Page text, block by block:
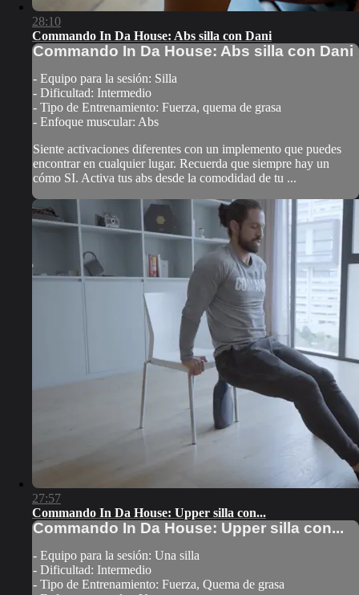
28:10
Commando In Da House: Abs silla con Dani
Commando In Da House: Abs silla con Dani
- Equipo para la sesión: Silla
- Dificultad: Intermedio
- Tipo de Entrenamiento: Fuerza, quema de grasa
- Enfoque muscular: Abs
Siente activaciones diferentes con un implemento que puedes
encontrar en cualquier lugar. Recuerda que siempre hay un
cómo SI. Activa tus abs desde la comodidad de tu ...
27:57
Commando In Da House: Upper silla con...
Commando In Da House: Upper silla con...
- Equipo para la sesión: Una silla
- Dificultad: Intermedio
- Tipo de Entrenamiento: Fuerza, Quema de grasa